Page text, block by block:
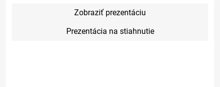
Zobraziť prezentáciu
Prezentácia na stiahnutie